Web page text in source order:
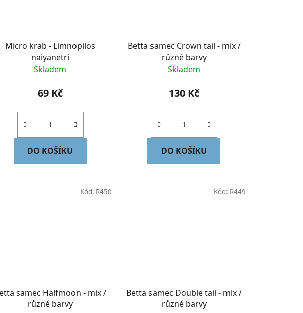
Micro krab - Limnopilos
naiyanetri
Skladem
69 Kč
DO KOŠÍKU
Betta samec Crown tail - mix /
různé barvy
Skladem
130 Kč
DO KOŠÍKU
samec Halfmoon - mix /
různé barvy
Kód: R450
Betta samec Double tail - mix /
různé barvy
Kód: R449